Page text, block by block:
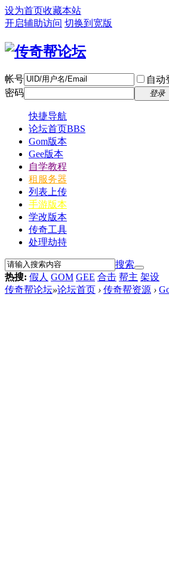
设为首页收藏本站
开启辅助访问 切换到宽版
帐号 自动
密码
登录
快捷导航
论坛首页BBS
Gom版本
Gee版本
自学教程
租服务器
列表上传
手游版本
学改版本
传奇工具
处理劫持
搜索
热搜: 假人 GOM GEE 合击 帮主 架设
传奇帮论坛»论坛首页 › 传奇帮资源 ›